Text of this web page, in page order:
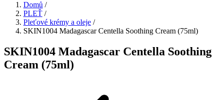
Domů /
PLEŤ /
Pleťové krémy a oleje /
SKIN1004 Madagascar Centella Soothing Cream (75ml)
SKIN1004 Madagascar Centella Soothing
Cream (75ml)